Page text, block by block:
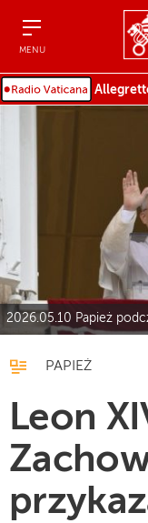
MENU
2026.05.10 Papież
PAPIEŻ
Leon